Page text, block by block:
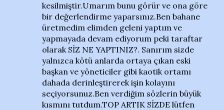
kesilmiştir.Umarım bunu görür ve ona göre
bir değerlendirme yaparsınız.Ben bahane
üretmedim elimden geleni yaptım ve
yapmayada devam ediyorum peki taraftar
olarak SİZ NE YAPTINIZ?. Sanırım sizde
yalnızca kötü anlarda ortaya çıkan eski
başkan ve yöneticiler gibi kaotik ortamı
dahada derinleştirerek işin kolayını
seçiyorsunuz.Ben verdiğim sözlerin büyük
kısmını tutdum.TOP ARTIK SİZDE lütfen